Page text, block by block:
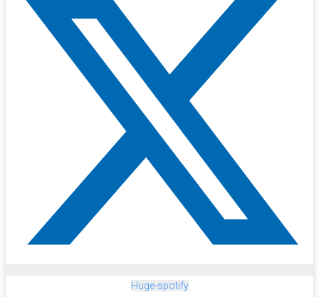
Huge-spotify